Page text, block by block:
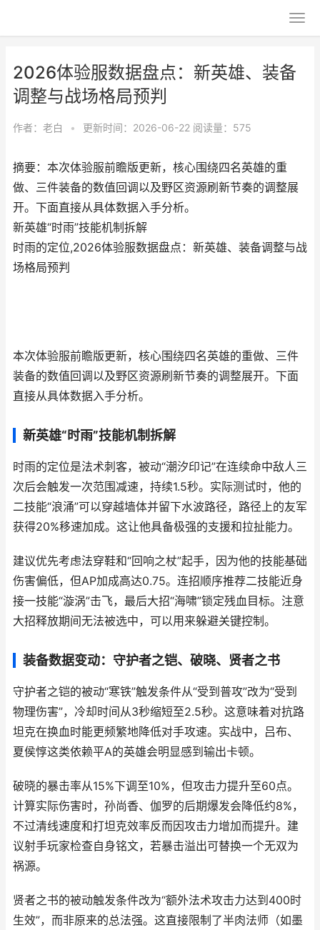
2026体验服数据盘点：新英雄、装备
调整与战场格局预判
作者： 老白 • 更新时间：2026-06-22 阅读量：575
摘要：本次体验服前瞻版更新，核心围绕四名英雄的重
做、三件装备的数值回调以及野区资源刷新节奏的调整展
开。下面直接从具体数据入手分析。
新英雄“时雨”技能机制拆解
时雨的定位,2026体验服数据盘点：新英雄、装备调整与战
场格局预判
本次体验服前瞻版更新，核心围绕四名英雄的重做、三件
装备的数值回调以及野区资源刷新节奏的调整展开。下面
直接从具体数据入手分析。
新英雄“时雨”技能机制拆解
时雨的定位是法术刺客，被动“潮汐印记”在连续命中敌人三
次后会触发一次范围减速，持续1.5秒。实际测试时，他的
二技能“浪涌”可以穿越墙体并留下水波路径，路径上的友军
获得20%移速加成。这让他具备极强的支援和拉扯能力。
建议优先考虑法穿鞋和“回响之杖”起手，因为他的技能基础
伤害偏低，但AP加成高达0.75。连招顺序推荐二技能近身
接一技能“漩涡”击飞，最后大招“海啸”锁定残血目标。注意
大招释放期间无法被选中，可以用来躲避关键控制。
装备数据变动：守护者之铠、破晓、贤者之书
守护者之铠的被动“寒铁”触发条件从“受到普攻”改为“受到
物理伤害”，冷却时间从3秒缩短至2.5秒。这意味着对抗路
坦克在换血时能更频繁地降低对手攻速。实战中，吕布、
夏侯惇这类依赖平A的英雄会明显感到输出卡顿。
破晓的暴击率从15%下调至10%，但攻击力提升至60点。
计算实际伤害时，孙尚香、伽罗的后期爆发会降低约8%，
不过清线速度和打坦克效率反而因攻击力增加而提升。建
议射手玩家检查自身铭文，若暴击溢出可替换一个无双为
祸源。
贤者之书的被动触发条件改为“额外法术攻击力达到400时
生效”，而非原来的总法强。这直接限制了半肉法师（如墨